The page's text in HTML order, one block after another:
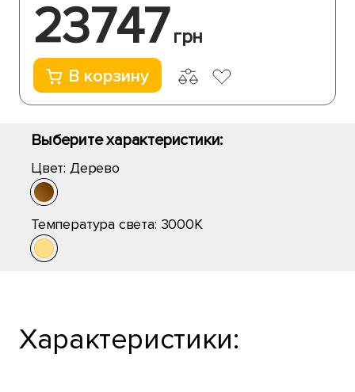
23747 грн
В корзину
Выберите характеристики:
Цвет: Дерево
Температура света: 3000K
Характеристики: